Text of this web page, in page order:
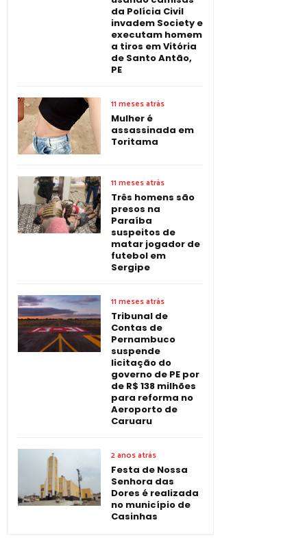
da Polícia Civil
invadem Society e
executam homem
a tiros em Vitória
de Santo Antão,
PE
11 meses atrás
Mulher é
assassinada em
Toritama
11 meses atrás
Três homens são
presos na
Paraíba
suspeitos de
matar jogador de
futebol em
Sergipe
11 meses atrás
Tribunal de
Contas de
Pernambuco
suspende
licitação do
governo de PE por
de R$ 138 milhões
para reforma no
Aeroporto de
Caruaru
2 anos atrás
Festa de Nossa
Senhora das
Dores é realizada
no município de
Casinhas